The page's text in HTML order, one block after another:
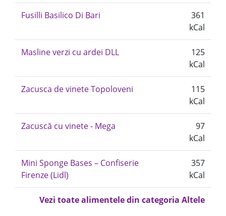
Fusilli Basilico Di Bari
361
kCal
Masline verzi cu ardei DLL
125
kCal
Zacusca de vinete Topoloveni
115
kCal
Zacuscă cu vinete - Mega
97
kCal
Mini Sponge Bases – Confiserie
Firenze (Lidl)
357
kCal
Vezi toate alimentele din categoria Altele